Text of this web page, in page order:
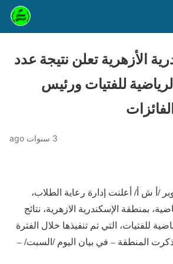
الأزهرية تعلن نتيجة عدد
للفتيات ورئيس
3 سنوات ago
في 28 أكتوبر /أ ش أ/ أعلنت إدارة رعاية الطلاب،
بمنطقة الإسكندرية الازهرية، نتائج
للفتيات، التي تم تنفيذها خلال الفترة
المنطقة – في بيان اليوم /السبت/ –